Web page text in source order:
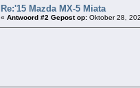
Re:'15 Mazda MX-5 Miata
« Antwoord #2 Gepost op: Oktober 28,